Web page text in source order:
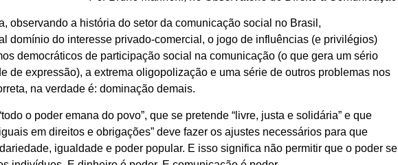
observando a história do setor da comunicação social no Brasil,
domínio do interesse privado-comercial, o jogo de influências (e privilégios)
democráticos de participação social na comunicação (o que gera um sério
de expressão), a extrema oligopolização e uma série de outros problemas nos
na verdade é: dominação demais.
o poder emana do povo”, que se pretende “livre, justa e solidária” e que
em direitos e obrigações” deve fazer os ajustes necessários para que
igualdade e poder popular. E isso significa não permitir que o poder se